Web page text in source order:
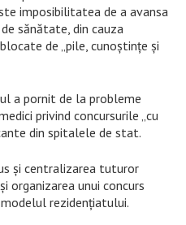
imposibilitatea de a avansa
sănătate, din cauza
de „pile, cunoștințe și
a pornit de la probleme
privind concursurile „cu
din spitalele de stat.
și centralizarea tuturor
organizarea unui concurs
rezidențiatului.